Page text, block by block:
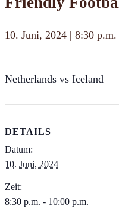
10. Juni, 2024 | 8:30 p.m.
Netherlands vs Iceland
DETAILS
Datum:
10. Juni, 2024
Zeit:
8:30 p.m. - 10:00 p.m.